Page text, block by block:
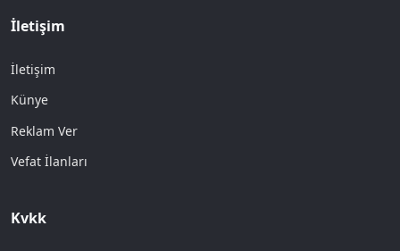
İletişim
İletişim
Künye
Reklam Ver
Vefat İlanları
Kvkk